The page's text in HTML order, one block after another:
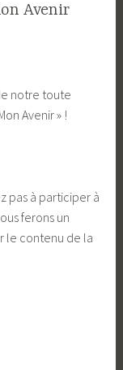
Avenir
notre toute
Avenir » !
pas à participer à
ferons un
le contenu de la